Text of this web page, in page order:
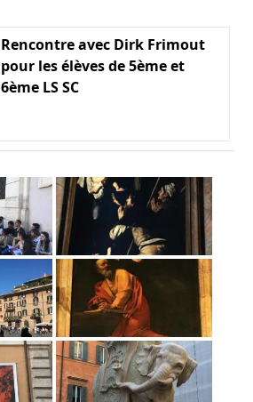
Rencontre avec Dirk Frimout
pour les élèves de 5ème et
6ème LS SC